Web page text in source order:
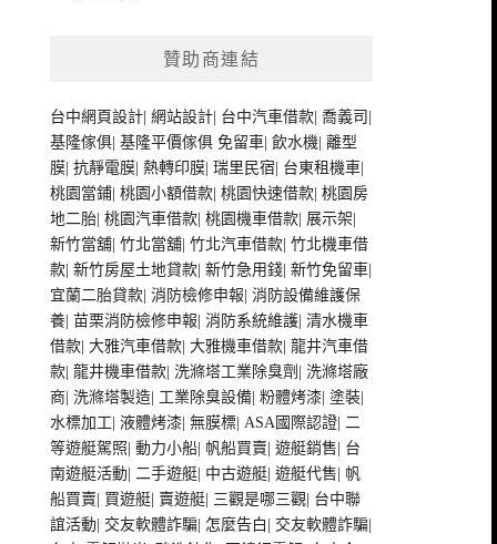
贊助商連結
台中網頁設計 |網站設計 台中汽車借款 |喬義司
基隆傢俱 |基隆平價傢俱 免留車 |飲水機 |離型
膜 |抗靜電膜 |熱轉印膜 |瑞里民宿 台東租機車
桃園當鋪 |桃園小額借款 |桃園快速借款 |桃園房
地二胎 |桃園汽車借款 |桃園機車借款 展示架
新竹當舖 |竹北當舖 |竹北汽車借款 |竹北機車借
款 |新竹房屋土地貸款 |新竹急用錢 |新竹免留車
宜蘭二胎貸款 |消防檢修申報 |消防設備維護保
養 |苗栗消防檢修申報 |消防系統維護 |清水機車
借款 |大雅汽車借款 |大雅機車借款 |龍井汽車借
款 |龍井機車借款 洗滌塔工業除臭劑
洗滌塔廠
商 洗滌塔製造 工業除臭設備 |粉體烤漆 |塗裝
水標加工 |液體烤漆 |無膜標 |ASA國際認證 |二
等遊艇駕照 |動力小船 帆船買賣 |遊艇銷售 台
南遊艇活動 |二手遊艇 中古遊艇 |遊艇代售 帆
船買賣 買遊艇 賣遊艇 三觀是哪三觀 台中聯
誼活動 交友軟體詐騙 怎麼告白 交友軟體詐騙